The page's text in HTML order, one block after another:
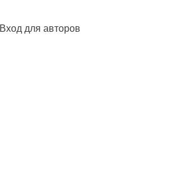
Вход для авторов